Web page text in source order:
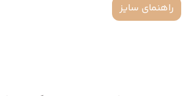
راهنمای سایز